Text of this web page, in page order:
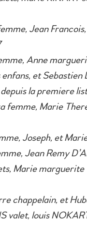
Jean
Anne
et Sebastien
depuis la premiere
femme, Marie
Joseph, et
Jean Remy
Marie
chappelain, et
valet, louis